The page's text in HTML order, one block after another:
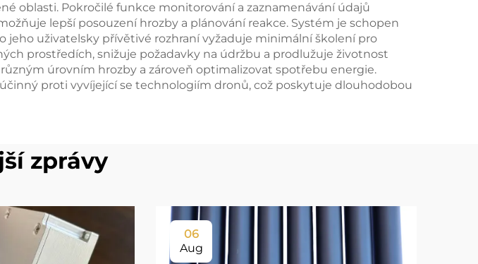
oblasti. Pokročilé funkce monitorování a zaznamenávání údajů
lepší posouzení hrozby a plánování reakce. Systém je schopen
jeho uživatelsky přívětivé rozhraní vyžaduje minimální školení pro
prostředích, snižuje požadavky na údržbu a prodlužuje životnost
úrovním hrozby a zároveň optimalizovat spotřebu energie.
proti vyvíjející se technologiím dronů, což poskytuje dlouhodobou
zprávy
06
Aug